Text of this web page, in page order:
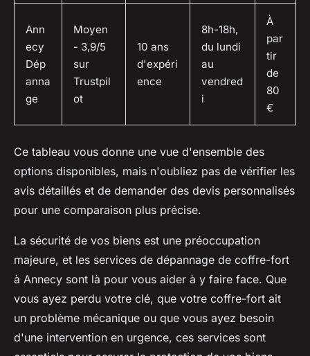
Ann
ecy
Dép
anna
ge
Moyen
- 3,9/5
sur
Trustpil
ot
10 ans
d'expéri
ence
8h-18h,
du lundi
au
vendred
i
À
par
tir
de
80
€
Ce tableau vous donne une vue d'ensemble des
options disponibles, mais n'oubliez pas de vérifier les
avis détaillés et de demander des devis personnalisés
pour une comparaison plus précise.
La sécurité de vos biens est une préoccupation
majeure, et les services de dépannage de coffre-fort
à Annecy sont là pour vous aider à y faire face. Que
vous ayez perdu votre clé, que votre coffre-fort ait
un problème mécanique ou que vous ayez besoin
d'une intervention en urgence, ces services sont